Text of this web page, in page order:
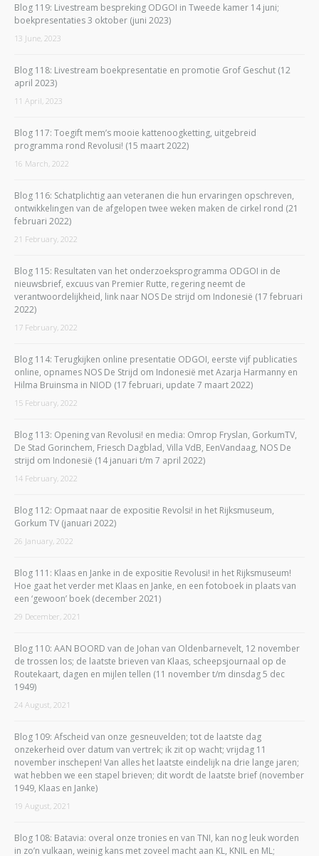
Blog 119: Livestream bespreking ODGOI in Tweede kamer 14 juni;
boekpresentaties 3 oktober (juni 2023)
13 June, 2023
Blog 118: Livestream boekpresentatie en promotie Grof Geschut (12
april 2023)
11 April, 2023
Blog 117: Toegift mem’s mooie kattenoogketting, uitgebreid
programma rond Revolusi! (15 maart 2022)
16 March, 2022
Blog 116: Schatplichtig aan veteranen die hun ervaringen opschreven,
ontwikkelingen van de afgelopen twee weken maken de cirkel rond (21
februari 2022)
21 February, 2022
Blog 115: Resultaten van het onderzoeksprogramma ODGOI in de
nieuwsbrief, excuus van Premier Rutte, regering neemt de
verantwoordelijkheid, link naar NOS De strijd om Indonesië (17 februari
2022)
17 February, 2022
Blog 114: Terugkijken online presentatie ODGOI, eerste vijf publicaties
online, opnames NOS De Strijd om Indonesië met Azarja Harmanny en
Hilma Bruinsma in NIOD (17 februari, update 7 maart 2022)
15 February, 2022
Blog 113: Opening van Revolusi! en media: Omrop Fryslan, GorkumTV,
De Stad Gorinchem, Friesch Dagblad, Villa VdB, EenVandaag, NOS De
strijd om Indonesië (14 januari t/m 7 april 2022)
14 February, 2022
Blog 112: Opmaat naar de expositie Revolsi! in het Rijksmuseum,
Gorkum TV (januari 2022)
26 January, 2022
Blog 111: Klaas en Janke in de expositie Revolusi! in het Rijksmuseum!
Hoe gaat het verder met Klaas en Janke, en een fotoboek in plaats van
een ‘gewoon’ boek (december 2021)
29 December, 2021
Blog 110: AAN BOORD van de Johan van Oldenbarnevelt, 12 november
de trossen los; de laatste brieven van Klaas, scheepsjournaal op de
Routekaart, dagen en mijlen tellen (11 november t/m dinsdag 5 dec
1949)
24 August, 2021
Blog 109: Afscheid van onze gesneuvelden; tot de laatste dag
onzekerheid over datum van vertrek; ik zit op wacht; vrijdag 11
november inschepen! Van alles het laatste eindelijk na drie lange jaren;
wat hebben we een stapel brieven; dit wordt de laatste brief (november
1949, Klaas en Janke)
19 August, 2021
Blog 108: Batavia: overal onze tronies en van TNI, kan nog leuk worden
in zo’n vulkaan, weinig kans met zoveel macht aan KL, KNIL en ML;